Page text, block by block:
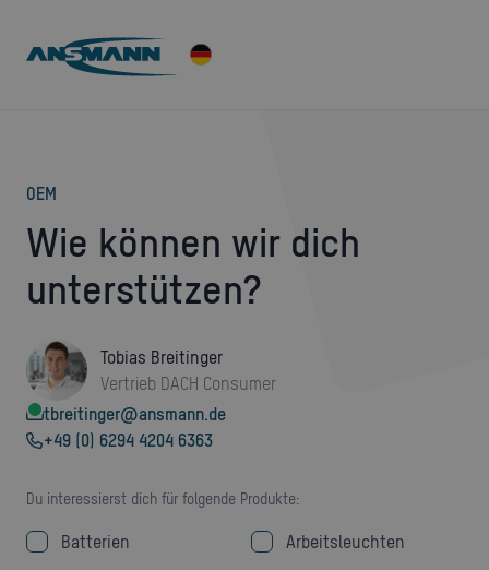
OEM
Wie können wir dich
unterstützen?
Tobias Breitinger
Vertrieb DACH Consumer
tbreitinger@ansmann.de
+49 (0) 6294 4204 6363
Du interessierst dich für folgende Produkte:
Batterien
Arbeitsleuchten